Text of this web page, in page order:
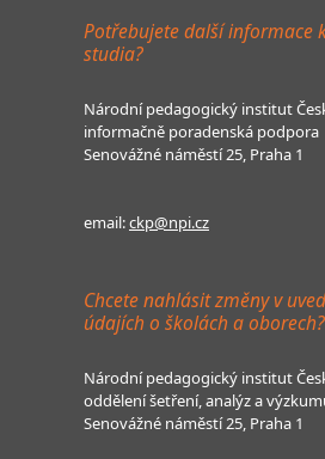
Potřebujete další informace
studia?
Národní pedagogický institut
informačně poradenská podpora
Senovážné náměstí 25, Praha 1
email:ckp@npi.cz
Chcete nahlásit změny v
údajích o školách a oborech?
Národní pedagogický institut
oddělení šetření, analýz a
Senovážné náměstí 25, Praha 1